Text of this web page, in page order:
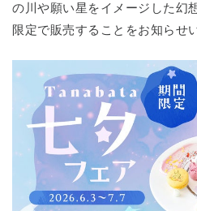
の川や願い星をイメージした幻
限定で販売することをお知らせ